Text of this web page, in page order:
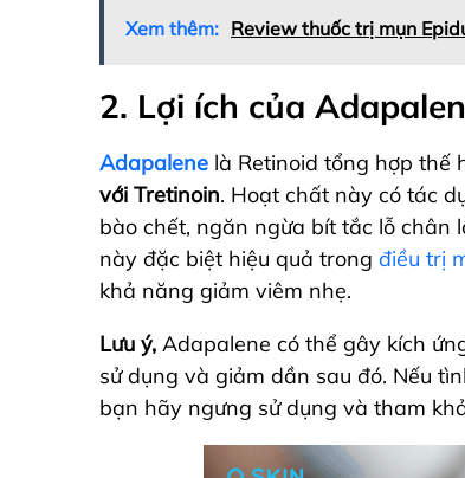
Xem thêm: Review thuốc trị mụn
2. Lợi ích của
Adapalene là Retinoid tổng hợp thế
với Tretinoin. Hoạt chất này có tác
bào chết, ngăn ngừa bít tắc lỗ chân
này đặc biệt hiệu quả trong điều trị
khả năng giảm viêm nhẹ.
Lưu ý, Adapalene có thể gây kích
sử dụng và giảm dần sau đó. Nếu
bạn hãy ngưng sử dụng và tham